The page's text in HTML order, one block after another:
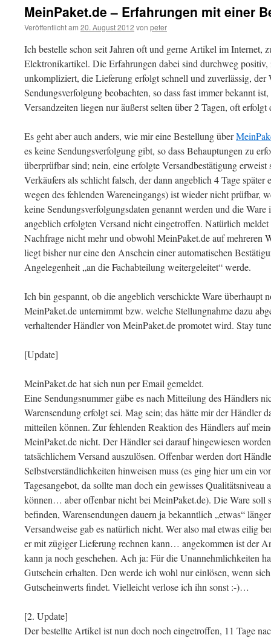
MeinPaket.de – Erfahrungen mit einer
Veröffentlicht am 20. August 2012 von peter
Ich bestelle schon seit Jahren oft und gerne Artikel im Internet,
Elektronikartikel. Die Erfahrungen dabei sind durchweg
unkompliziert, die Lieferung erfolgt schnell und zuverlässig, der
Sendungsverfolgung beobachten, so dass fast immer bekannt
Versandzeiten liegen nur äußerst selten über 2 Tagen, oft
Es geht aber auch anders, wie mir eine Bestellung über
es keine Sendungsverfolgung gibt, so dass Behauptungen zu
überprüfbar sind; nein, eine erfolgte Versandbestätigung
Verkäufers als schlicht falsch, der dann angeblich 4 Tage
wegen des fehlenden Wareneingangs) ist wieder nicht prüfbar,
keine Sendungsverfolgungsdaten genannt werden und die Ware
angeblich erfolgten Versand nicht eingetroffen. Natürlich
Nachfrage nicht mehr und obwohl MeinPaket.de auf mehreren
liegt bisher nur eine den Anschein einer automatischen
Angelegenheit „an die Fachabteilung weitergeleitet“ werde.
Ich bin gespannt, ob die angeblich verschickte Ware überhaupt
MeinPaket.de unternimmt bzw. welche Stellungnahme dazu
verhaltender Händler von MeinPaket.de promotet wird. Stay
[Update]
MeinPaket.de hat sich nun per Email gemeldet.
Eine Sendungsnummer gäbe es nach Mitteilung des Händlers
Warensendung erfolgt sei. Mag sein; das hätte mir der Händler
mitteilen können. Zur fehlenden Reaktion des Händlers auf
MeinPaket.de nicht. Der Händler sei darauf hingewiesen
tatsächlichem Versand auszulösen. Offenbar werden dort
Selbstverständlichkeiten hinweisen muss (es ging hier um ein
Tagesangebot, da sollte man doch ein gewisses
können… aber offenbar nicht bei MeinPaket.de). Die Ware soll
befinden, Warensendungen dauern ja bekanntlich „etwas“
Versandweise gab es natürlich nicht. Wer also mal etwas eilig
er mit zügiger Lieferung rechnen kann… angekommen ist der
kann ja noch geschehen. Ach ja: Für die Unannehmlichkeiten
Gutschein erhalten. Den werde ich wohl nur einlösen, wenn
Gutscheinwerts findet. Vielleicht verlose ich ihn sonst :-)…
[2. Update]
Der bestellte Artikel ist nun doch noch eingetroffen, 11 Tage